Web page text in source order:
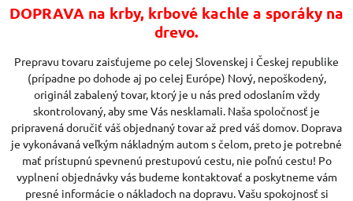
DOPRAVA na krby, krbové kachle a sporáky na
drevo.
Prepravu tovaru zaisťujeme po celej Slovenskej i Českej republike
(prípadne po dohode aj po celej Európe) Nový, nepoškodený,
originál zabalený tovar, ktorý je u nás pred odoslaním vždy
skontrolovaný, aby sme Vás nesklamali. Naša spoločnosť je
pripravená doručiť váš objednaný tovar až pred váš domov. Doprava
je vykonávaná veľkým nákladným autom s čelom, preto je potrebné
mať prístupnú spevnenú prestupovú cestu, nie poľnú cestu! Po
vyplnení objednávky vás budeme kontaktovať a poskytneme vám
presné informácie o nákladoch na dopravu. Vašu spokojnosť si